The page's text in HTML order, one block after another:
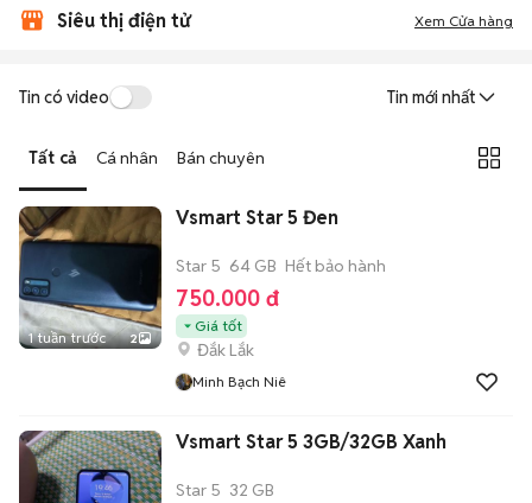
Siêu thị điện tử Xem Cửa hàng
Tin có video Tin mới nhất
Tất cả Cá nhân Bán chuyên
1 tuần trước 2
Vsmart Star 5 Đen
Star 5 64 GB Hết bảo hành
750.000 đ
Giá tốt
Đắk Lắk
Minh Bạch Niê
Vsmart Star 5 3GB/32GB Xanh
Star 5 32 GB